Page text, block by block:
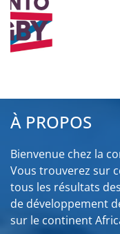
À PROPOS
Bienvenue chez la
Vous trouverez sur
tous les résultats
de développement
sur le continent